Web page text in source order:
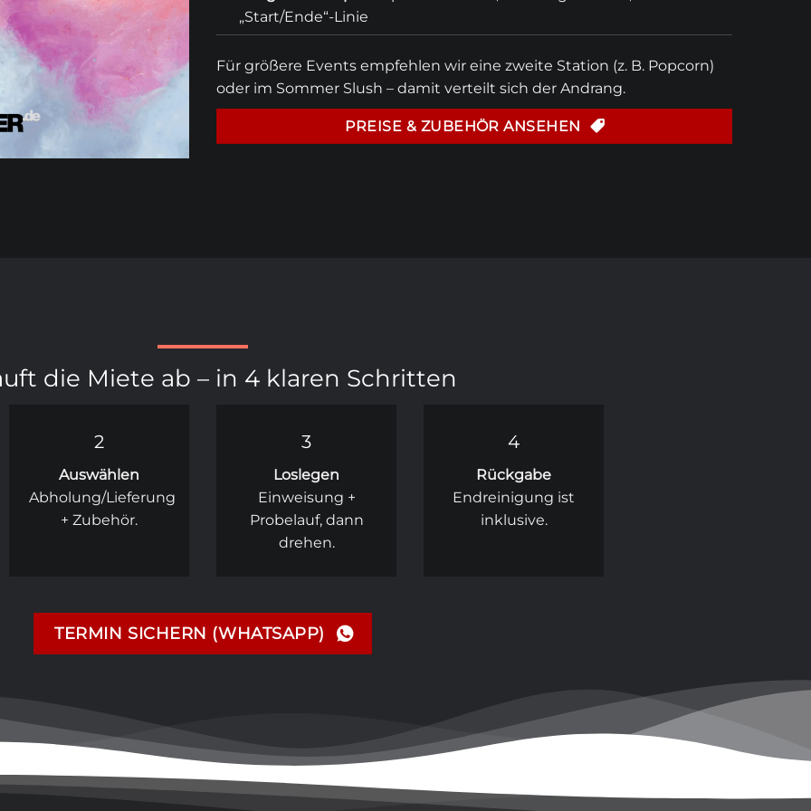
„Start/Ende“-Linie
Für größere Events empfehlen wir eine zweite Station (z. B. Popcorn)
oder im Sommer Slush – damit verteilt sich der Andrang.
PREISE & ZUBEHÖR ANSEHEN
die Miete ab – in 4 klaren Schritten
2
Auswählen
Abholung/Lieferung
+ Zubehör.
3
Loslegen
Einweisung +
Probelauf, dann
drehen.
4
Rückgabe
Endreinigung ist
inklusive.
TERMIN SICHERN (WHATSAPP)